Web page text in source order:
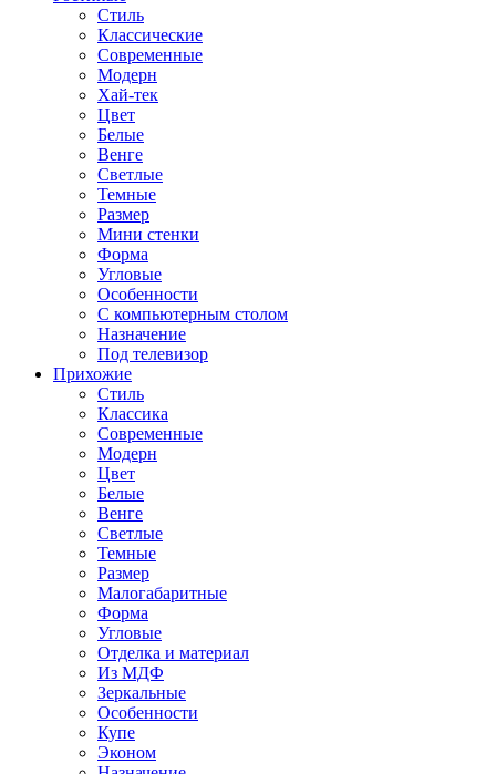
Стиль
Классические
Современные
Модерн
Хай-тек
Цвет
Белые
Венге
Светлые
Темные
Размер
Мини стенки
Форма
Угловые
Особенности
С компьютерным столом
Назначение
Под телевизор
Прихожие
Стиль
Классика
Современные
Модерн
Цвет
Белые
Венге
Светлые
Темные
Размер
Малогабаритные
Форма
Угловые
Отделка и материал
Из МДФ
Зеркальные
Особенности
Купе
Эконом